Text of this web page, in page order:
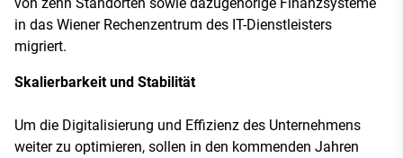
in das Wiener Rechenzentrum des IT-Dienstleisters
migriert.
Skalierbarkeit und Stabilität
Um die Digitalisierung und Effizienz des Unternehmens
weiter zu optimieren, sollen in den kommenden Jahren